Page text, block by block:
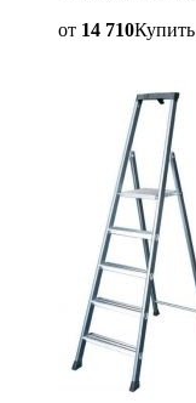
от 14 710Купить